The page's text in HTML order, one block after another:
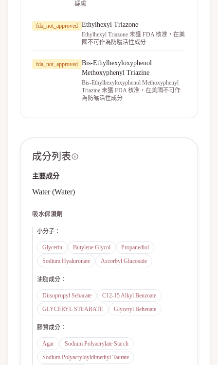
疑慮
fda_not_approved Ethylhexyl Triazone
Ethylhexyl Triazone 未獲 FDA 核准，在美
國不可作為防曬活性成分
fda_not_approved Bis-Ethylhexyloxyphenol
Methoxyphenyl Triazine
Bis-Ethylhexyloxyphenol Methoxyphenyl
Triazine 未獲 FDA 核准，在美國不可作
為防曬活性成分
成分列表
主要成分
Water (Water)
吸水保濕劑
小分子 ：
Glycerin Butylene Glycol
Propanediol
Sodium Hyaluronate
Ascorbyl Glucoside
油脂成分 ：
Diisopropyl Sebacate
C12-15 Alkyl Benzoate
GLYCERYL STEARATE
Glyceryl Behenate
膠質成分 ：
Agar
Sodium Polyacrylate Starch
Sodium Polyacryloyldimethyl Taurate